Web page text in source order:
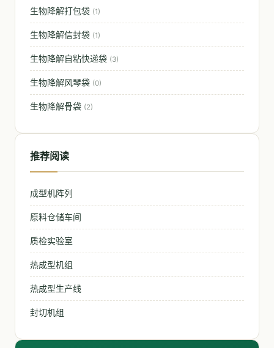
生物降解打包袋 (1)
生物降解信封袋 (1)
生物降解自粘快递袋 (3)
生物降解风琴袋 (0)
生物降解骨袋 (2)
推荐阅读
成型机阵列
原料仓储车间
质检实验室
热成型机组
热成型生产线
封切机组